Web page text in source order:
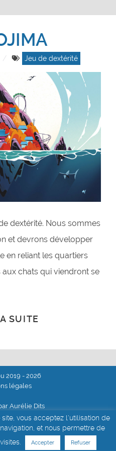
Jeu de dextérité
dextérité. Nous sommes
et devrons développer
en reliant les quartiers
chats qui viendront se
SUITE
2019 - 2026
légales
Aurélie Dits
vous acceptez l'utilisation de
et nous permettre de
Accepter Refuser